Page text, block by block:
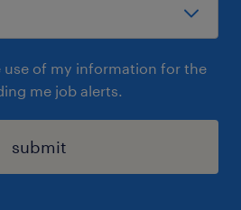
use of my information for the
me job alerts.
submit